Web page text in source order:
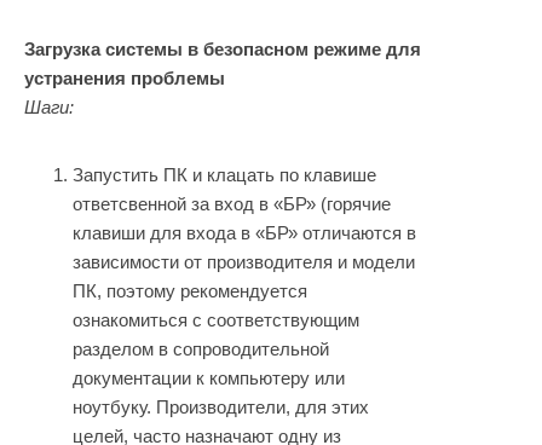
Загрузка системы в безопасном режиме для
устранения проблемы
Шаги:
Запустить ПК и клацать по клавише
ответсвенной за вход в «БР» (горячие
клавиши для входа в «БР» отличаются в
зависимости от производителя и модели
ПК, поэтому рекомендуется
ознакомиться с соответствующим
разделом в сопроводительной
документации к компьютеру или
ноутбуку. Производители, для этих
целей, часто назначают одну из